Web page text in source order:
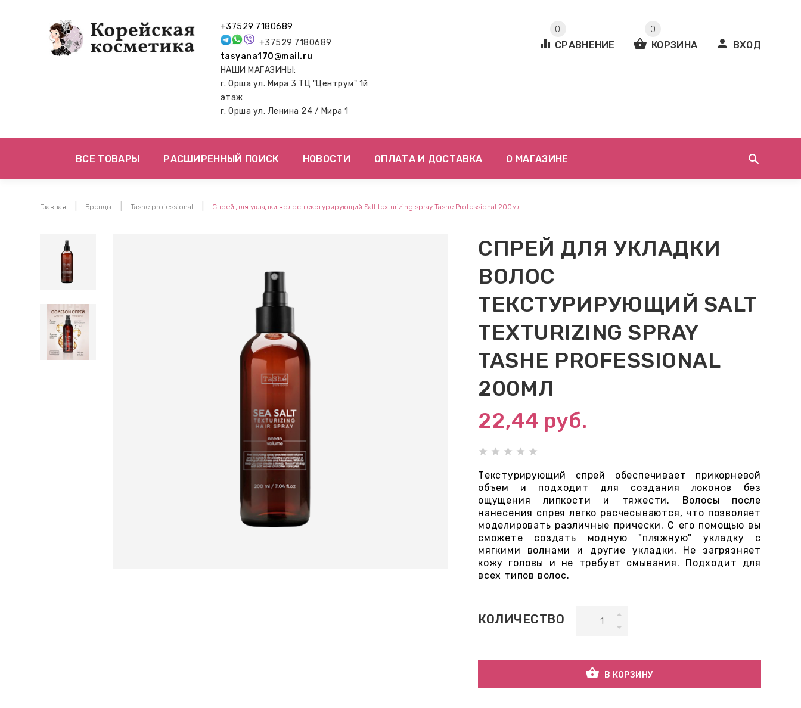
+37529 7180689
+37529 7180689
tasyana170@mail.ru
НАШИ МАГАЗИНЫ:
г. Орша ул. Мира 3 ТЦ "Центрум" 1й
этаж
г. Орша ул. Ленина 24 / Мира 1
person ВХОД
shopping_basket КОРЗИНА
0
equalizer СРАВНЕНИЕ
0
ВСЕ ТОВАРЫ РАСШИРЕННЫЙ ПОИСК НОВОСТИ ОПЛАТА И ДОСТАВКА О МАГАЗИНЕ search
Главная Бренды Tashe professional Спрей для укладки волос текстурирующий Salt texturizing spray Tashe Professional 200мл
СПРЕЙ ДЛЯ УКЛАДКИ
ВОЛОС
ТЕКСТУРИРУЮЩИЙ SALT
TEXTURIZING SPRAY
TASHE PROFESSIONAL
200МЛ
22,44 руб.
Текстурирующий спрей обеспечивает прикорневой
объем и подходит для создания локонов без
ощущения липкости и тяжести. Волосы после
нанесения спрея легко расчесываются, что позволяет
моделировать различные прически. С его помощью вы
сможете создать модную "пляжную" укладку с
мягкими волнами и другие укладки. Не загрязняет
кожу головы и не требует смывания. Подходит для
всех типов волос.
КОЛИЧЕСТВО
shopping_basket В КОРЗИНУ